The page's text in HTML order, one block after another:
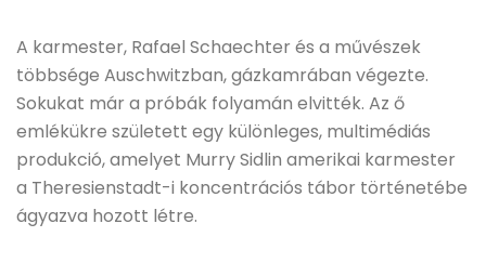
A karmester, Rafael Schaechter és a művészek
többsége Auschwitzban, gázkamrában végezte.
Sokukat már a próbák folyamán elvitték. Az ő
emlékükre született egy különleges, multimédiás
produkció, amelyet Murry Sidlin amerikai karmester
a Theresienstadt-i koncentrációs tábor történetébe
ágyazva hozott létre.